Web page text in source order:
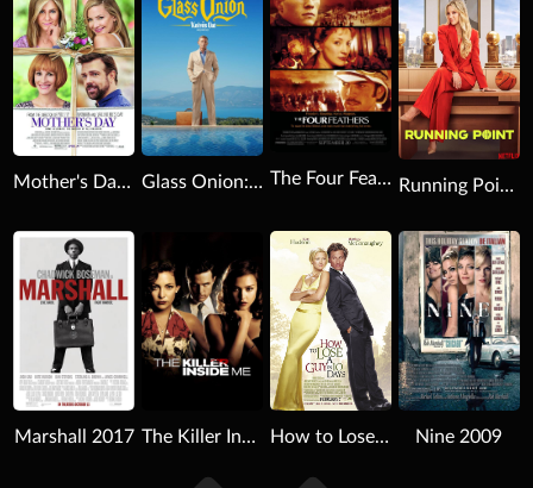
Download
Running Point 2025
Download
The Four Feathers 2002
Download
Glass Onion: A Knives Out Mystery 2022
Mother's Day 2016
Download
Nine 2009
Download
How to Lose a Guy in 10 Days 2003 2003
Download
The Killer Inside Me 2010
Marshall 2017